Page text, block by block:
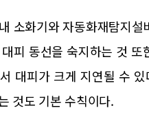
소화기와 자동화재탐지
피 동선을 숙지하는 것
대피가 크게 지연될 수
것도 기본 수칙이다.